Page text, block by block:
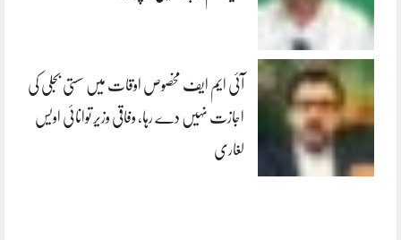
آئی ایم ایف مخصوص اوقات میں سستی بجلی کی
اجازت نہیں دے رہا، وفاقی وزیر توانائی اویس
لغاری